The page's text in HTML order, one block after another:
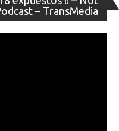
– TransMedia
de